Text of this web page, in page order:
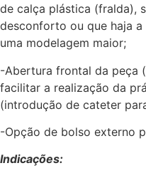
de calça plástica (fralda),
desconforto ou que haja
uma modelagem maior;
-Abertura frontal da peça
facilitar a realização da
(introdução de cateter
-Opção de bolso externo
Indicações: